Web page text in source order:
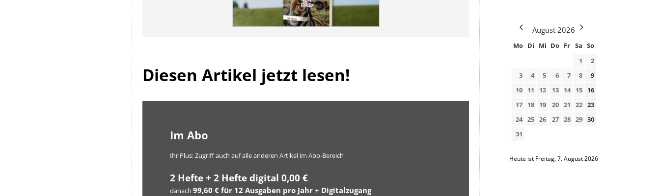
Diesen Artikel jetzt lesen!
Im Abo
Ihr Plus: Zugriff auch auf alle anderen Artikel im Abo-Bereich
2 Hefte + 2 Hefte digital 0,00 €
danach 99,60 € für 12 Ausgaben pro Jahr + Digitalzugang
August 2026
Mo Di Mi Do Fr Sa So
1
2
3
4 5 6 7 8
9
10
11 12 13 14 15
16
17
18 19 20 21 22 23
24 25 26 27 28 29 30
31
Heute ist Freitag, 7. August 2026